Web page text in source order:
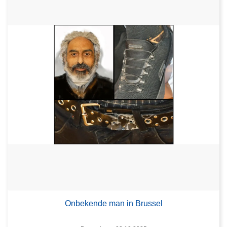
Onbekende man in Brussel